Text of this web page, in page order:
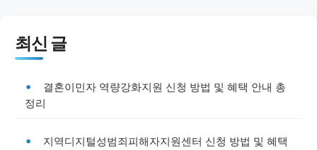
최신 글
결혼이민자 역량강화지원 신청 방법 및 혜택 안내 총
정리
지역디지털성범죄피해자지원센터 신청 방법 및 혜택